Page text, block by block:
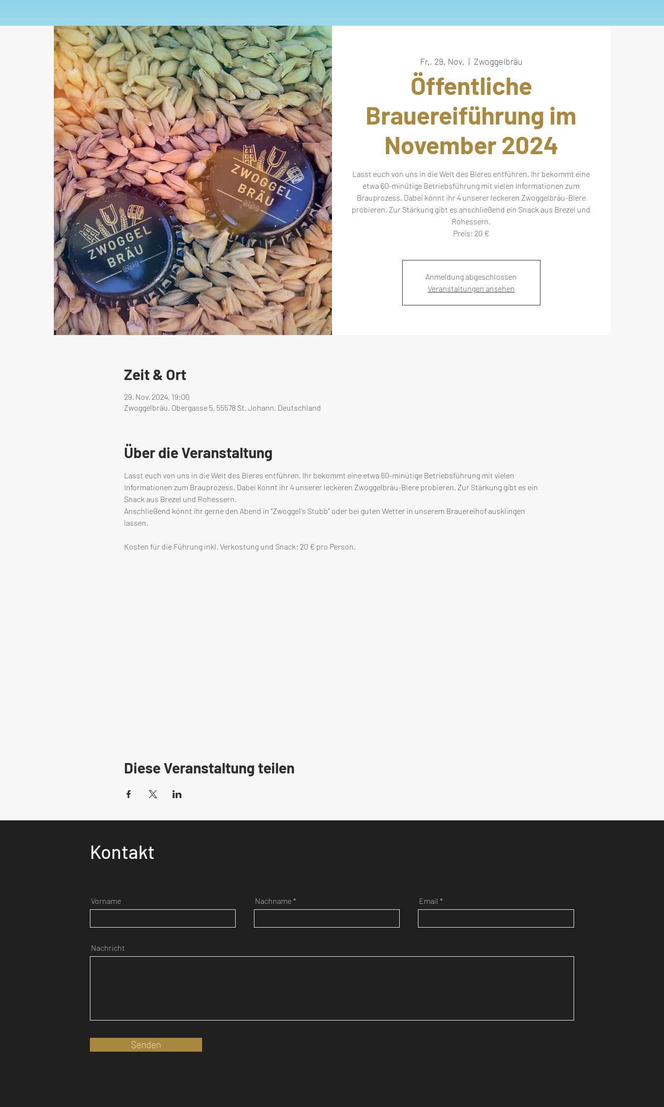
Fr., 29. Nov.
  |
Zwoggelbräu
Öffentliche
Brauereiführung im
November 2024
Lasst euch von uns in die Welt des Bieres entführen. Ihr bekommt eine
etwa 60-minütige Betriebsführung mit vielen Informationen zum
Brauprozess. Dabei könnt ihr 4 unserer leckeren Zwoggelbräu-Biere
probieren. Zur Stärkung gibt es anschließend ein Snack aus Brezel und
Rohessern.
Preis: 20 €
Anmeldung abgeschlossen
Veranstaltungen ansehen
Zeit & Ort
29. Nov. 2024, 19:00
Zwoggelbräu, Obergasse 5, 55578 St. Johann, Deutschland
Über die Veranstaltung
Lasst euch von uns in die Welt des Bieres entführen. Ihr bekommt eine etwa 60-minütige Betriebsführung mit vielen
Informationen zum Brauprozess. Dabei könnt ihr 4 unserer leckeren Zwoggelbräu-Biere probieren. Zur Stärkung gibt es ein
Snack aus Brezel und Rohessern.
Anschließend könnt ihr gerne den Abend in "Zwoggel's Stubb" oder bei guten Wetter in unserem Brauereihof ausklingen
lassen.
Kosten für die Führung inkl. Verkostung und Snack: 20 € pro Person.
Diese Veranstaltung teilen
Vorname Nachname Email
Nachricht
Senden
Kontakt